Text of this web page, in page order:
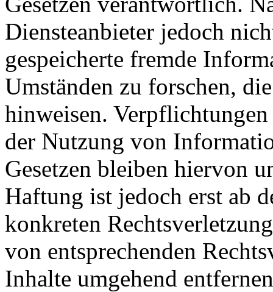
Diensteanbieter jedoch
gespeicherte fremde
Umständen zu forschen,
hinweisen.
der Nutzung von
Gesetzen bleiben hiervon
Haftung ist jedoch erst ab
konkreten
von entsprechenden
Inhalte umgehend